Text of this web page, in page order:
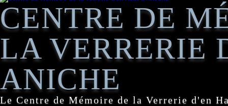
CENTRE DE
LA VERRERIE
ANICHE
Le Centre de Mémoire de la Verrerie d'en